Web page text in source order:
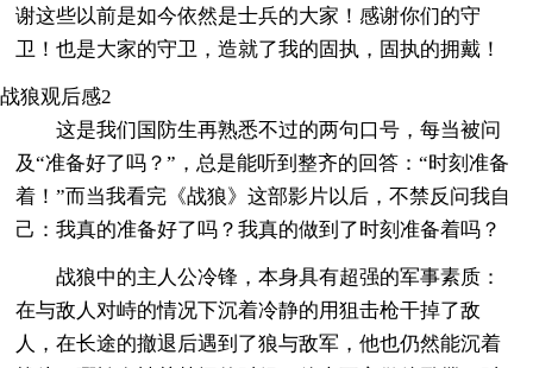
谢这些以前是如今依然是士兵的大家！感谢你们的守
卫！也是大家的守卫，造就了我的固执，固执的拥戴！
战狼观后感2
这是我们国防生再熟悉不过的两句口号，每当被问
及“准备好了吗？”，总是能听到整齐的回答：“时刻准备
着！”而当我看完《战狼》这部影片以后，不禁反问我自
己：我真的准备好了吗？我真的做到了时刻准备着吗？
战狼中的主人公冷锋，本身具有超强的军事素质：
在与敌人对峙的情况下沉着冷静的用狙击枪干掉了敌
人，在长途的撤退后遇到了狼与敌军，他也仍然能沉着